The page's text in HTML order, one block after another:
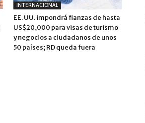
INTERNACIONAL
EE. UU. impondrá fianzas de hasta
US$20,000 para visas de turismo
y negocios a ciudadanos de unos
50 países; RD queda fuera